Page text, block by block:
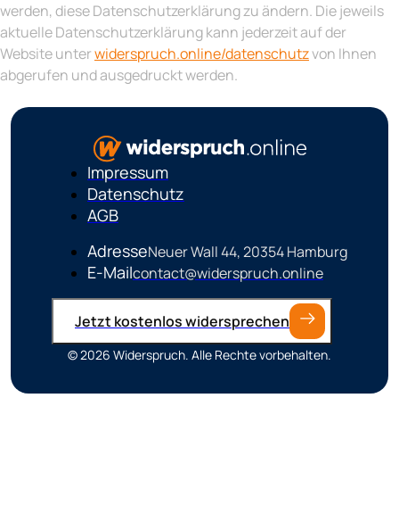
werden, diese Datenschutzerklärung zu ändern. Die jeweils
aktuelle Datenschutzerklärung kann jederzeit auf der
Website unterwiderspruch.online/datenschutzvon Ihnen
abgerufen und ausgedruckt werden.
Impressum
Datenschutz
AGB
AdresseNeuer Wall 44, 20354 Hamburg
E-Mailcontact@widerspruch.online
Jetzt kostenlos widersprechen
© 2026 Widerspruch. Alle Rechte vorbehalten.